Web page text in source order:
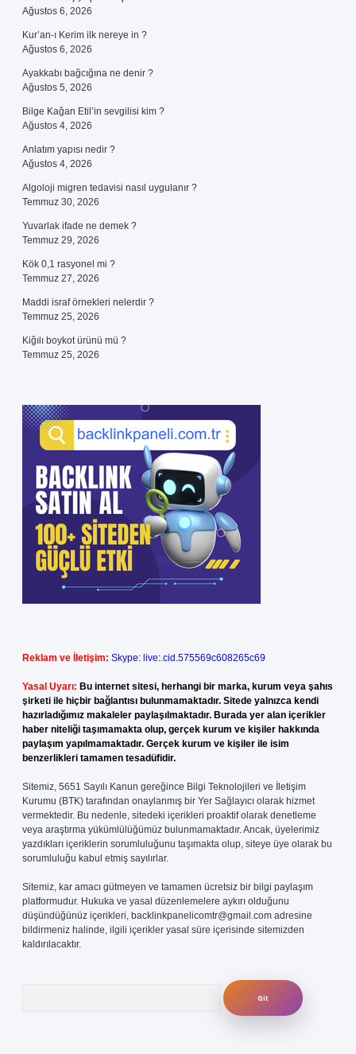
Ağustos 6, 2026
Kur’an-ı Kerim ilk nereye in ?
Ağustos 6, 2026
Ayakkabı bağcığına ne denir ?
Ağustos 5, 2026
Bilge Kağan Etil’in sevgilisi kim ?
Ağustos 4, 2026
Anlatım yapısı nedir ?
Ağustos 4, 2026
Algoloji migren tedavisi nasıl uygulanır ?
Temmuz 30, 2026
Yuvarlak ifade ne demek ?
Temmuz 29, 2026
Kök 0,1 rasyonel mi ?
Temmuz 27, 2026
Maddi israf örnekleri nelerdir ?
Temmuz 25, 2026
Kiğılı boykot ürünü mü ?
Temmuz 25, 2026
Reklam ve İletişim: Skype: live:.cid.575569c608265c69
Yasal Uyarı: Bu internet sitesi, herhangi bir marka, kurum veya şahıs
şirketi ile hiçbir bağlantısı bulunmamaktadır. Sitede yalnızca kendi
hazırladığımız makaleler paylaşılmaktadır. Burada yer alan içerikler
haber niteliği taşımamakta olup, gerçek kurum ve kişiler hakkında
paylaşım yapılmamaktadır. Gerçek kurum ve kişiler ile isim
benzerlikleri tamamen tesadüfidir.
Sitemiz, 5651 Sayılı Kanun gereğince Bilgi Teknolojileri ve İletişim
Kurumu (BTK) tarafından onaylanmış bir Yer Sağlayıcı olarak hizmet
vermektedir. Bu nedenle, sitedeki içerikleri proaktif olarak denetleme
veya araştırma yükümlülüğümüz bulunmamaktadır. Ancak, üyelerimiz
yazdıkları içeriklerin sorumluluğunu taşımakta olup, siteye üye olarak bu
sorumluluğu kabul etmiş sayılırlar.
Sitemiz, kar amacı gütmeyen ve tamamen ücretsiz bir bilgi paylaşım
platformudur. Hukuka ve yasal düzenlemelere aykırı olduğunu
düşündüğünüz içerikleri, backlinkpanelicomtr@gmail.com adresine
bildirmeniz halinde, ilgili içerikler yasal süre içerisinde sitemizden
kaldırılacaktır.